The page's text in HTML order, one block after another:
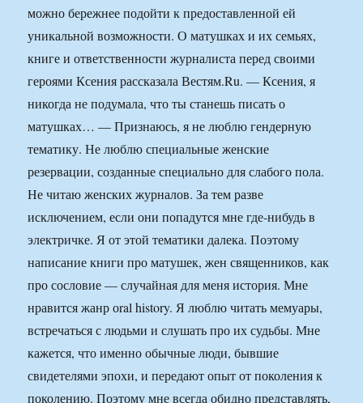
можно бережнее подойти к предоставленной ей
уникальной возможности. О матушках и их семьях,
книге и ответственности журналиста перед своими
героями Ксения рассказала Вестям.Ru. — Ксения, я
никогда не подумала, что ты станешь писать о
матушках… — Признаюсь, я не люблю гендерную
тематику. Не люблю специальные женские
резервации, созданные специально для слабого пола.
Не читаю женских журналов. За тем разве
исключением, если они попадутся мне где-нибудь в
электричке. Я от этой тематики далека. Поэтому
написание книги про матушек, жен священников, как
про сословие — случайная для меня история. Мне
нравится жанр оral history. Я люблю читать мемуары,
встречаться с людьми и слушать про их судьбы. Мне
кажется, что именно обычные люди, бывшие
свидетелями эпохи, и передают опыт от поколения к
поколению. Поэтому мне всегда обидно представлять,